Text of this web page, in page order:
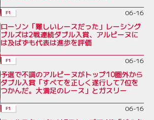
F1 06-16
ローソン「難しいレースだった」レーシング
ブルズは2戦連続ダブル入賞、アルピーヌに
は及ばずも代表は進歩を評価
F1 06-16
予選で不調のアルピーヌがトップ10圏外から
ダブル入賞「すべてを正しく遂行して7位を
つかんだ。大満足のレース」とガスリー
F1 06-16